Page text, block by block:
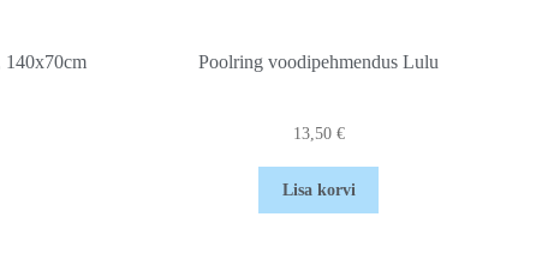
140x70cm
Poolring voodipehmendus Lulu
13,50 €
Lisa korvi